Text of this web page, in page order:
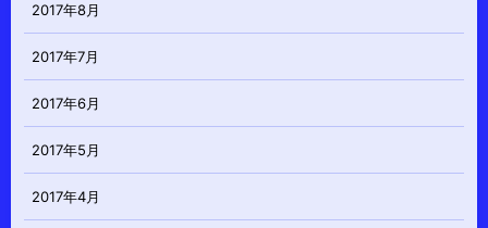
2017年8月
2017年7月
2017年6月
2017年5月
2017年4月